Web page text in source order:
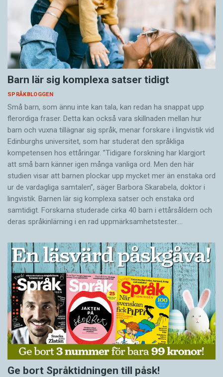
Barn lär sig komplexa satser tidigt
SPRÅKBLOGGEN
Små barn, som ännu inte kan tala, kan redan ha snappat upp
flerordiga fraser. Detta kan också vara skillnaden mellan hur
barn och vuxna tillägnar sig språk, menar forskare i lingvistik vid
Edinburghs universitet, som har studerat den språkliga
kompetensen hos ettåringar. ”Tidigare forskning har klargjort
att små barn känner igen många vanliga ord. Men den här
studien visar att barnen plockar upp mycket mer än enstaka ord
ur de vardagliga samtalen”, säger Barbora Skarabela, doktor i
lingvistik. Barnen lär sig komplexa satser och enstaka ord
samtidigt. Forskarna studerade cirka 40 barn i ettårsåldern och
deras språkinlärning i en rad uppmärksamhetstester.…
Ge bort Språktidningen till påsk!